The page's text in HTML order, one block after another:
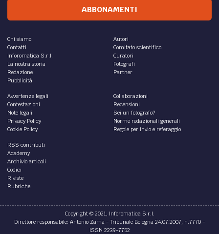
ABBONAMENTI
Chi siamo
Contatti
Inforomatica S.r.l.
La nostra storia
Redazione
Pubblicità
Autori
Comitato scientifico
Curatori
Fotografi
Partner
Avvertenze legali
Contestazioni
Note legali
Privacy Policy
Cookie Policy
Collaborazioni
Recensioni
Sei un fotografo?
Norme redazionali generali
Regole per invio e referaggio
RSS contributi
Academy
Archivio articoli
Codici
Riviste
Rubriche
Copyright © 2021, Inforomatica S.r.l.
Direttore responsabile: Antonio Zama - Tribunale Bologna 24.07.2007, n.7770 -
ISSN 2239-7752